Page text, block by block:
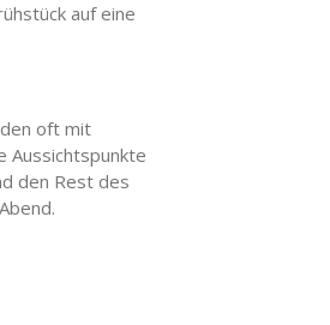
auf eine
oft mit
Aussichtspunkte
den Rest des